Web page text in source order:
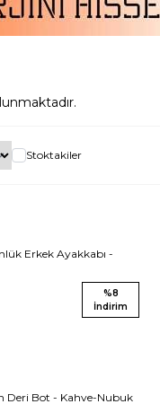
Stoktakiler
Erkek Ayakkabı -
%8
İndirim
Deri Bot - Kahve-Nubuk